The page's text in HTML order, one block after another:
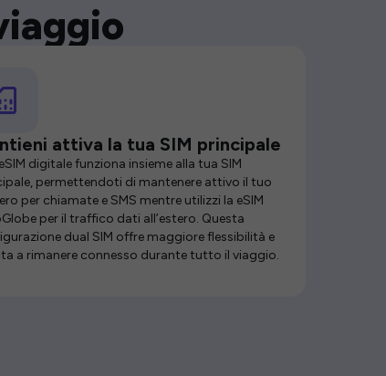
attiva la tua SIM principale
digitale funziona insieme alla tua SIM
permettendoti di mantenere attivo il tuo
per chiamate e SMS mentre utilizzi la eSIM
per il traffico dati all’estero. Questa
dual SIM offre maggiore flessibilità e
a rimanere connesso durante tutto il viaggio.